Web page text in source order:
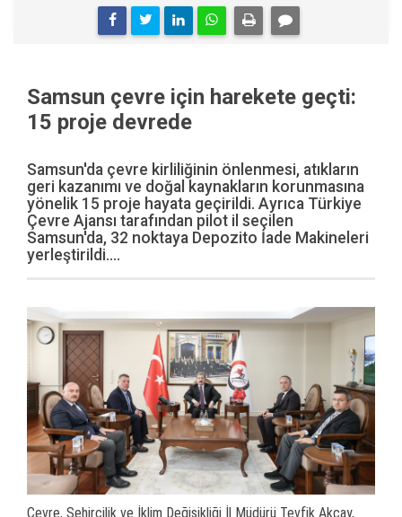
Samsun çevre için harekete geçti:
15 proje devrede
Samsun'da çevre kirliliğinin önlenmesi, atıkların
geri kazanımı ve doğal kaynakların korunmasına
yönelik 15 proje hayata geçirildi. Ayrıca Türkiye
Çevre Ajansı tarafından pilot il seçilen
Samsun'da, 32 noktaya Depozito İade Makineleri
yerleştirildi....
Çevre, Şehircilik ve İklim Değişikliği İl Müdürü Tevfik Akçay,